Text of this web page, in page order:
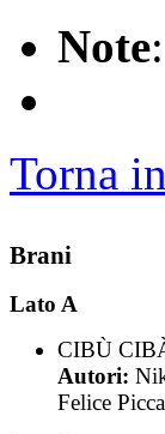
Note
Torna
Brani
Lato A
CIBÙ
Autori:
Felice